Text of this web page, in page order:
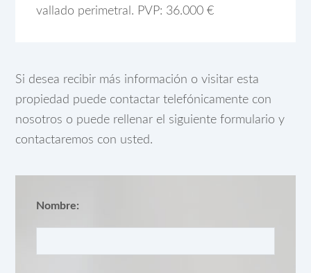
vallado perimetral. PVP: 36.000 €
Si desea recibir más información o visitar esta
propiedad puede contactar telefónicamente con
nosotros o puede rellenar el siguiente formulario y
contactaremos con usted.
Nombre: